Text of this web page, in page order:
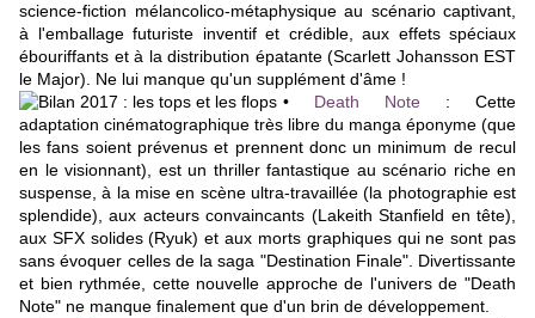
science-fiction mélancolico-métaphysique au scénario captivant,
à l'emballage futuriste inventif et crédible, aux effets spéciaux
ébouriffants et à la distribution épatante (Scarlett Johansson EST
le Major). Ne lui manque qu'un supplément d'âme !
• Death Note : Cette
adaptation cinématographique très libre du manga éponyme (que
les fans soient prévenus et prennent donc un minimum de recul
en le visionnant), est un thriller fantastique au scénario riche en
suspense, à la mise en scène ultra-travaillée (la photographie est
splendide), aux acteurs convaincants (Lakeith Stanfield en tête),
aux SFX solides (Ryuk) et aux morts graphiques qui ne sont pas
sans évoquer celles de la saga "Destination Finale". Divertissante
et bien rythmée, cette nouvelle approche de l'univers de "Death
Note" ne manque finalement que d'un brin de développement.